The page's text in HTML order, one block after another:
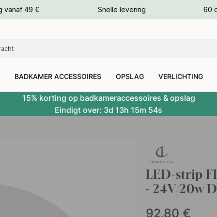
vanaf 49 € Snelle levering 60
BADKAMER ACCESSOIRES OPSLAG VERLICHTING
15% korting op badkameraccessoires & opslag
Eindigt over: 3d 13h 15m 54s
LED-strip
- 24V/20w
92.80 €